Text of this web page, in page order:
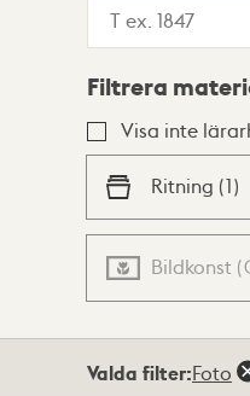
Lista
Filtrera
Visa inte
Ritning (1)
Bildkonst (
Valda filter:Foto